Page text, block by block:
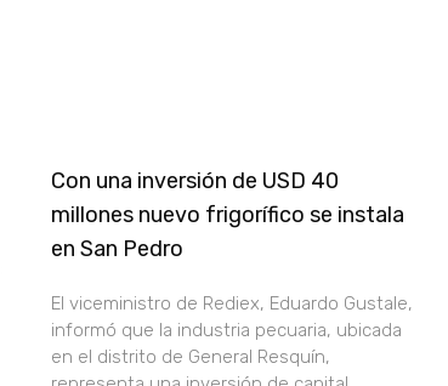
Con una inversión de USD 40
millones nuevo frigorífico se instala
en San Pedro
El viceministro de Rediex, Eduardo Gustale,
informó que la industria pecuaria, ubicada
en el distrito de General Resquín,